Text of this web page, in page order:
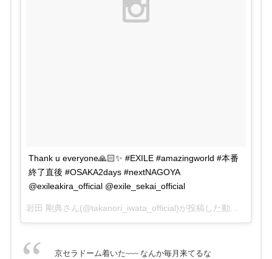
Thank u everyone🙏🏻✨ #EXILE #amazingworld #本番
終了直後 #OSAKA2days #nextNAGOYA
@exileakira_official @exile_sekai_official
京セラドーム着いた~~~ なんか毎月来てるな